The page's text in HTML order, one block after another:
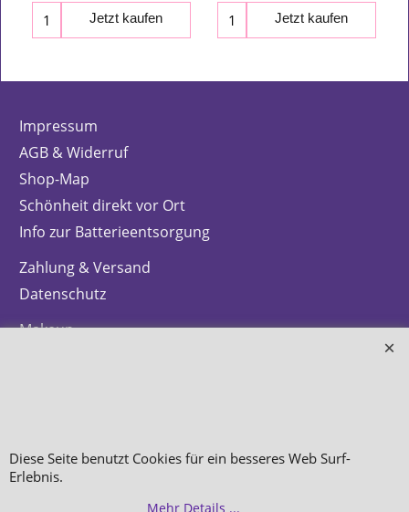
Jetzt kaufen Jetzt kaufen
Impressum
AGB & Widerruf
Shop-Map
Schönheit direkt vor Ort
Info zur Batterieentsorgung
Zahlung & Versand
Datenschutz
Makeup
Diese Seite benutzt Cookies für ein besseres Web Surf-
Erlebnis.
Mehr Details ...